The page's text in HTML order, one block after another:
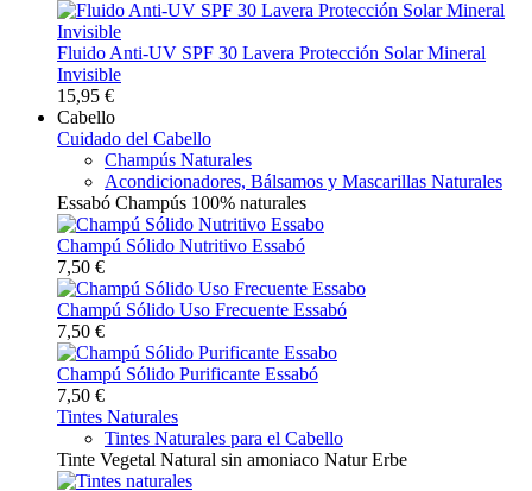
Fluido Anti-UV SPF 30 Lavera Protección Solar Mineral
Invisible
15,95 €
Cabello
Cuidado del Cabello
Champús Naturales
Acondicionadores, Bálsamos y Mascarillas Naturales
Essabó Champús 100% naturales
Champú Sólido Nutritivo Essabó
7,50 €
Champú Sólido Uso Frecuente Essabó
7,50 €
Champú Sólido Purificante Essabó
7,50 €
Tintes Naturales
Tintes Naturales para el Cabello
Tinte Vegetal Natural sin amoniaco Natur Erbe